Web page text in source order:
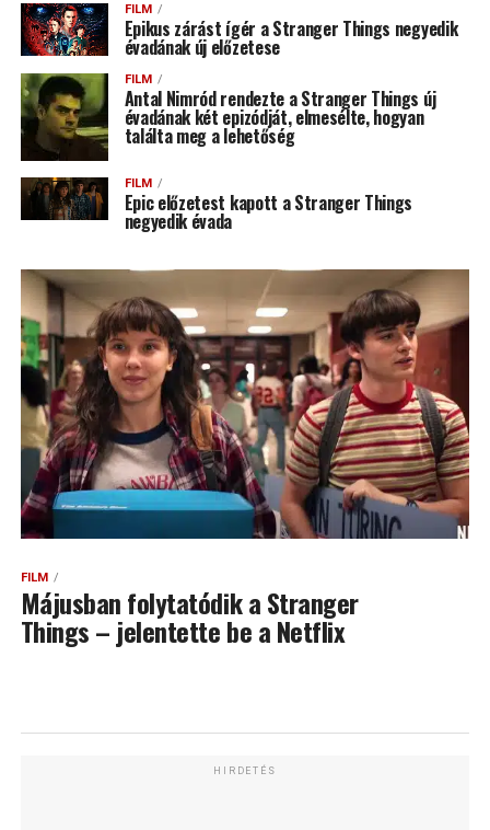
FILM
Epikus zárást ígér a Stranger Things negyedik
évadának új előzetese
FILM
Antal Nimród rendezte a Stranger Things új
évadának két epizódját, elmesélte, hogyan
találta meg a lehetőség
FILM
Epic előzetest kapott a Stranger Things
negyedik évada
FILM
Májusban folytatódik a Stranger
Things – jelentette be a Netflix
HIRDETÉS